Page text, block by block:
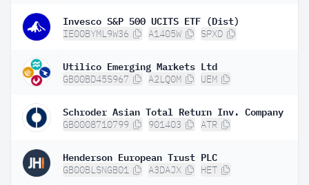
Invesco S&P 500 UCITS ETF (Dist)
IE00BYML9W36 A1405W SPXD
Utilico Emerging Markets Ltd
GB00BD45S967 A2LQ0M UEM
Schroder Asian Total Return Inv. Company
GB0008710799 901403 ATR
Henderson European Trust PLC
GB00BLSNGB01 A3DAJX HET